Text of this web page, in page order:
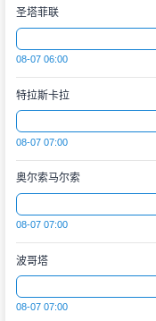
圣塔菲联
08-07 06:00
特拉斯卡拉
08-07 07:00
奥尔索马尔索
08-07 07:00
波哥塔
08-07 07:00